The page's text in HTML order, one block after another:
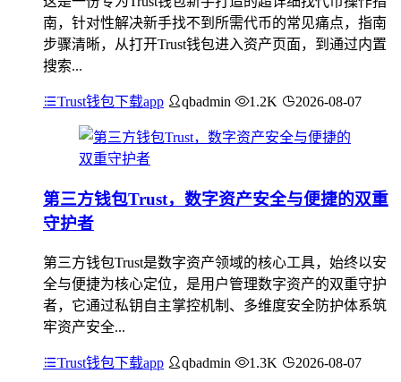
南，针对性解决新手找不到所需代币的常见痛点，指南
步骤清晰，从打开Trust钱包进入资产页面，到通过内置
搜索...
Trust钱包下载app qbadmin 1.2K 2026-08-07
第三方钱包Trust，数字资产安全与便捷的双重
守护者
第三方钱包Trust是数字资产领域的核心工具，始终以安
全与便捷为核心定位，是用户管理数字资产的双重守护
者，它通过私钥自主掌控机制、多维度安全防护体系筑
牢资产安全...
Trust钱包下载app qbadmin 1.3K 2026-08-07